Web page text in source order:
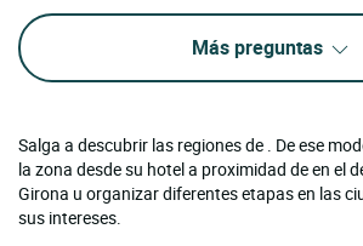
Más preguntas
Salga a descubrir las regiones de . De ese
la zona desde su hotel a proximidad de en el
Girona u organizar diferentes etapas en las
sus intereses.